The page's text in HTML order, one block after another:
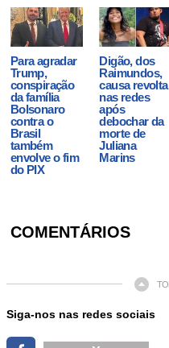
Para agradar
Trump,
conspiração
da família
Bolsonaro
contra o
Brasil
também
envolve o fim
do PIX
Digão, dos
Raimundos,
causa revolta
nas redes
após
debochar da
morte de
Juliana
Marins
COMENTÁRIOS
Siga-nos nas redes sociais